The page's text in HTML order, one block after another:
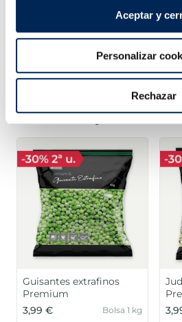
Aceptar y
Personalizar
Rechazar
¡Combínalo y hazte un
Guisantes extrafinos
Premium
3,99 €
Bolsa 1 kg